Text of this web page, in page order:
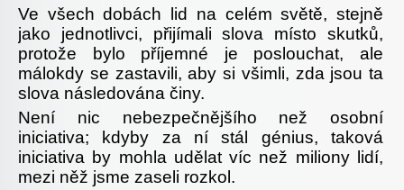
Ve všech dobách lid na celém světě, stejně
jako jednotlivci, přijímali slova místo skutků,
protože bylo příjemné je poslouchat, ale
málokdy se zastavili, aby si všimli, zda jsou ta
slova následována činy.
Není nic nebezpečnějšího než osobní
iniciativa; kdyby za ní stál génius, taková
iniciativa by mohla udělat víc než miliony lidí,
mezi něž jsme zaseli rozkol.